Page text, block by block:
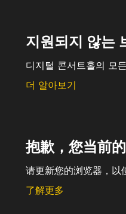
지원되지 않는
디지털 콘서트홀의 모
더 알아보기
抱歉，您当前
请更新您的浏览器，以
了解更多